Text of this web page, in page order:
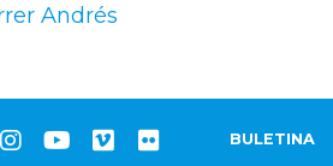
Andrés
BULETINA